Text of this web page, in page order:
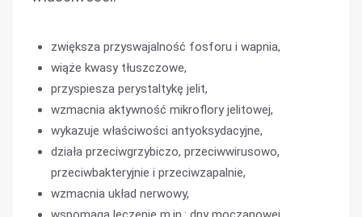
zwiększa przyswajalność fosforu i wapnia,
wiąże kwasy tłuszczowe,
przyspiesza perystaltykę jelit,
wzmacnia aktywność mikroflory jelitowej,
wykazuje właściwości antyoksydacyjne,
działa przeciwgrzybiczo, przeciwwirusowo,
przeciwbakteryjnie i przeciwzapalnie,
wzmacnia układ nerwowy,